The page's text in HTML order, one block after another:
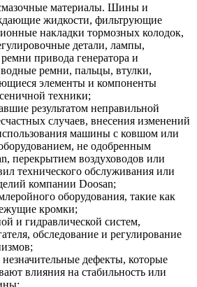
материалы. Шины и
жидкости, фильтрующие
накладки тормозных колодок,
детали, лампы,
привода генератора и
ремни, пальцы, втулки,
элементы и компоненты
техники;
результатом неправильной
случаев, внесения изменений
машины с ковшом или
не одобренным
перекрытием воздуховодов или
технического обслуживания или
компании Doosan;
оборудования, такие как
кромки;
и гидравлической систем,
обследование и регулирование
дефекты, которые
влияния на стабильность или